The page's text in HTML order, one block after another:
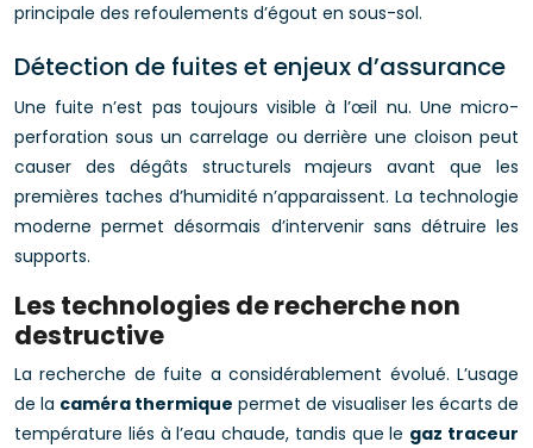
principale des refoulements d’égout en sous-sol.
Détection de fuites et enjeux d’assurance
Une fuite n’est pas toujours visible à l’œil nu. Une micro-
perforation sous un carrelage ou derrière une cloison peut
causer des dégâts structurels majeurs avant que les
premières taches d’humidité n’apparaissent. La technologie
moderne permet désormais d’intervenir sans détruire les
supports.
Les technologies de recherche non
destructive
La recherche de fuite a considérablement évolué. L’usage
de la caméra thermique permet de visualiser les écarts de
température liés à l’eau chaude, tandis que le gaz traceur